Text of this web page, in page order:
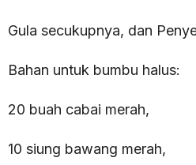
Gula secukupnya, dan
Bahan untuk bumbu halus:
20 buah cabai merah,
10 siung bawang merah,